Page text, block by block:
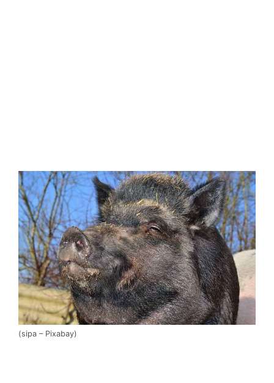
(sipa – Pixabay)